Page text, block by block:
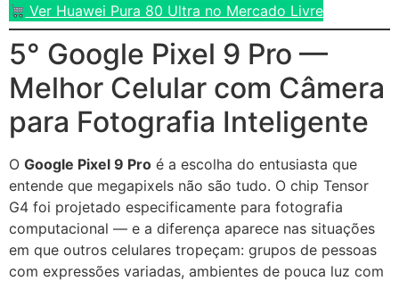
Ver Huawei Pura 80 Ultra no Mercado Livre
5° Google Pixel 9 Pro —
Melhor Celular com Câmera
para Fotografia Inteligente
O Google Pixel 9 Pro é a escolha do entusiasta que
entende que megapixels não são tudo. O chip Tensor
G4 foi projetado especificamente para fotografia
computacional — e a diferença aparece nas situações
em que outros celulares tropeçam: grupos de pessoas
com expressões variadas, ambientes de pouca luz com